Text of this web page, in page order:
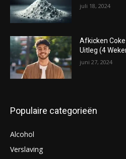
juli 18, 2024
Afkicken
Uitleg (4
juni 27, 2024
Populaire categorieën
Alcohol
Verslaving